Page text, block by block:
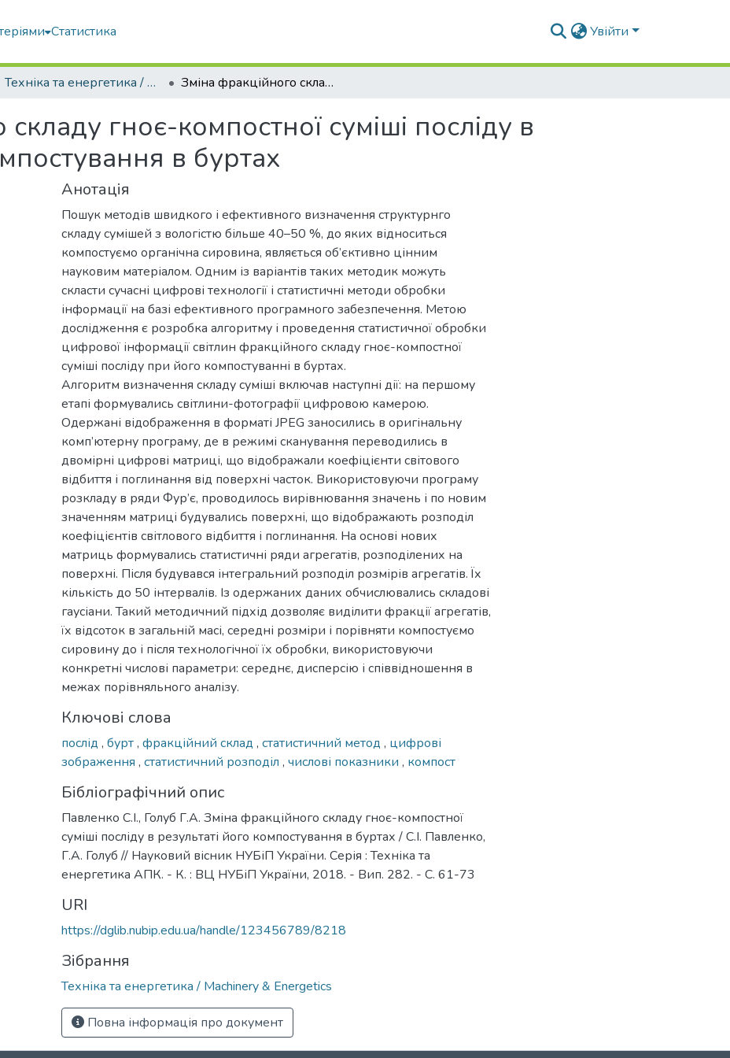
Статистика Увійти
Техніка та енергетика / Machinery & Energetics Зміна фракційного складу гноє-компостної суміші посліду в результаті його компостування в буртах
гноє-компостної суміші посліду в
в буртах
Анотація
Пошук методів швидкого і ефективного визначення структурнго
складу сумішей з вологістю більше 40–50 %, до яких відноситься
компостуємо органічна сировина, являється об’єктивно цінним
науковим матеріалом. Одним із варіантів таких методик можуть
скласти сучасні цифрові технології і статистичні методи обробки
інформації на базі ефективного програмного забезпечення. Метою
дослідження є розробка алгоритму і проведення статистичної обробки
цифрової інформації світлин фракційного складу гноє-компостної
суміші посліду при його компостуванні в буртах.
Алгоритм визначення складу суміші включав наступні дії: на першому
етапі формувались світлини-фотографії цифровою камерою.
Одержані відображення в форматі JPEG заносились в оригінальну
комп’ютерну програму, де в режимі сканування переводились в
двомірні цифрові матриці, що відображали коефіцієнти світового
відбиття і поглинання від поверхні часток. Використовуючи програму
розкладу в ряди Фур’є, проводилось вирівнювання значень і по новим
значенням матриці будувались поверхні, що відображають розподіл
коефіцієнтів світлового відбиття і поглинання. На основі нових
матриць формувались статистичні ряди агрегатів, розподілених на
поверхні. Після будувався інтегральний розподіл розмірів агрегатів. Їх
кількість до 50 інтервалів. Із одержаних даних обчислювались складові
гаусіани. Такий методичний підхід дозволяє виділити фракції агрегатів,
їх відсоток в загальній масі, середні розміри і порівняти компостуємо
сировину до і після технологічної їх обробки, використовуючи
конкретні числові параметри: середнє, дисперсію і співвідношення в
межах порівняльного аналізу.
Ключові слова
послід , бурт, фракційний склад , статистичний метод , цифрові
зображення , статистичний розподіл , числові показники , компост
Бібліографічний опис
Павленко С.І., Голуб Г.А. Зміна фракційного складу гноє-компостної
суміші посліду в результаті його компостування в буртах / С.І. Павленко,
Г.А. Голуб // Науковий вісник НУБіП України. Серія : Техніка та
енергетика АПК. - К. : ВЦ НУБіП України, 2018. - Вип. 282. - С. 61-73
URI
https://dglib.nubip.edu.ua/handle/123456789/8218
Зібрання
Техніка та енергетика / Machinery & Energetics
Повна інформація про документ